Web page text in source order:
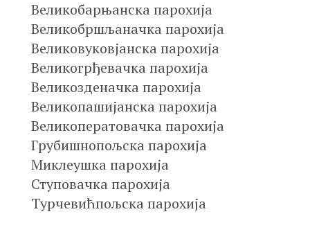
Великобарњанска парохија
Великобршљаначка парохија
Великовуковјанска парохија
Великогрђевачка парохија
Великозденачка парохија
Великопашијанска парохија
Великоператовачка парохија
Грубишнопољска парохија
Миклеушка парохија
Ступовачка парохија
Турчевићпољска парохија